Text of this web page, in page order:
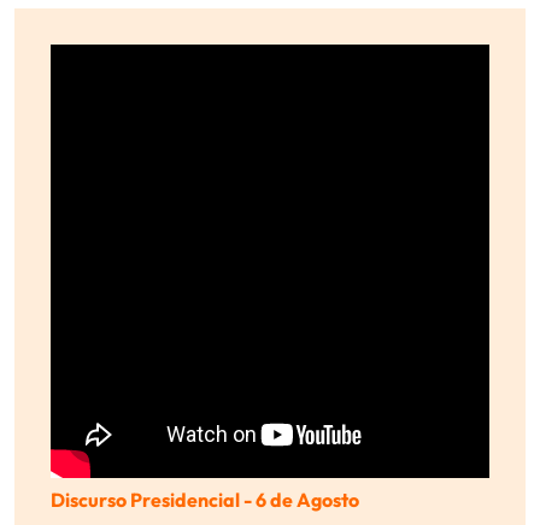
Discurso Presidencial - 6 de Agosto